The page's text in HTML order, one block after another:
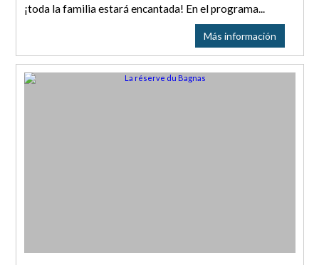
¡toda la familia estará encantada! En el programa...
Más información